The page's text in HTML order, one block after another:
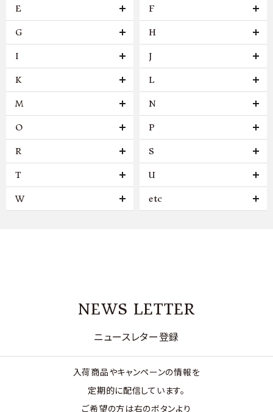
E F
G H
I J
K L
M N
O P
R S
T U
W etc
NEWS LETTER
ニュースレター登録
入荷商品やキャンペーンの情報を
定期的に配信しています。
ご希望の方は右のボタンより